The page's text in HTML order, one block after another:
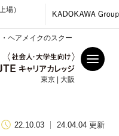
場）
ヘアメイクのスクー
東京 | 大阪
22.10.03 24.04.04 更新